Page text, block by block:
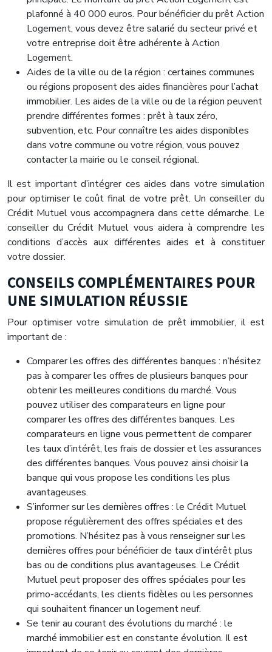
plafonné à 40 000 euros. Pour bénéficier du prêt Action
Logement, vous devez être salarié du secteur privé et
votre entreprise doit être adhérente à Action
Logement.
Aides de la ville ou de la région : certaines communes
ou régions proposent des aides financières pour l’achat
immobilier. Les aides de la ville ou de la région peuvent
prendre différentes formes : prêt à taux zéro,
subvention, etc. Pour connaître les aides disponibles
dans votre commune ou votre région, vous pouvez
contacter la mairie ou le conseil régional.
Il est important d’intégrer ces aides dans votre simulation
pour optimiser le coût final de votre prêt. Un conseiller du
Crédit Mutuel vous accompagnera dans cette démarche. Le
conseiller du Crédit Mutuel vous aidera à comprendre les
conditions d’accès aux différentes aides et à constituer
votre dossier.
CONSEILS COMPLÉMENTAIRES POUR
UNE SIMULATION RÉUSSIE
Pour optimiser votre simulation de prêt immobilier, il est
important de :
Comparer les offres des différentes banques : n’hésitez
pas à comparer les offres de plusieurs banques pour
obtenir les meilleures conditions du marché. Vous
pouvez utiliser des comparateurs en ligne pour
comparer les offres des différentes banques. Les
comparateurs en ligne vous permettent de comparer
les taux d’intérêt, les frais de dossier et les assurances
des différentes banques. Vous pouvez ainsi choisir la
banque qui vous propose les conditions les plus
avantageuses.
S’informer sur les dernières offres : le Crédit Mutuel
propose régulièrement des offres spéciales et des
promotions. N’hésitez pas à vous renseigner sur les
dernières offres pour bénéficier de taux d’intérêt plus
bas ou de conditions plus avantageuses. Le Crédit
Mutuel peut proposer des offres spéciales pour les
primo-accédants, les clients fidèles ou les personnes
qui souhaitent financer un logement neuf.
Se tenir au courant des évolutions du marché : le
marché immobilier est en constante évolution. Il est